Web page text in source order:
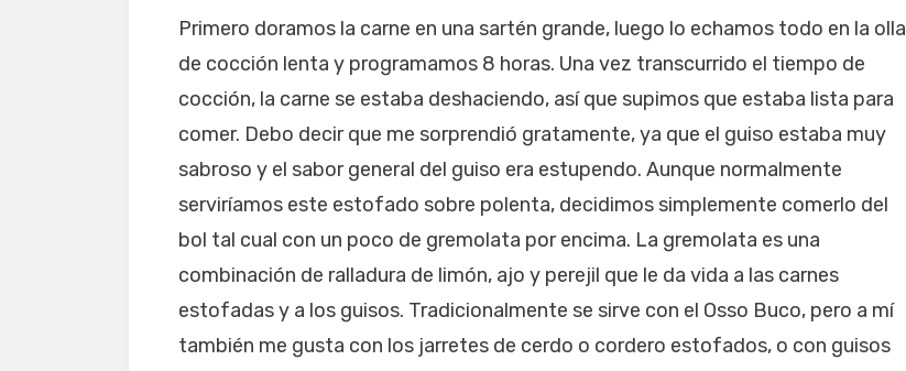
Primero doramos la carne en una sartén grande, luego lo echamos todo en la olla
de cocción lenta y programamos 8 horas. Una vez transcurrido el tiempo de
cocción, la carne se estaba deshaciendo, así que supimos que estaba lista para
comer. Debo decir que me sorprendió gratamente, ya que el guiso estaba muy
sabroso y el sabor general del guiso era estupendo. Aunque normalmente
serviríamos este estofado sobre polenta, decidimos simplemente comerlo del
bol tal cual con un poco de gremolata por encima. La gremolata es una
combinación de ralladura de limón, ajo y perejil que le da vida a las carnes
estofadas y a los guisos. Tradicionalmente se sirve con el Osso Buco, pero a mí
también me gusta con los jarretes de cerdo o cordero estofados, o con guisos